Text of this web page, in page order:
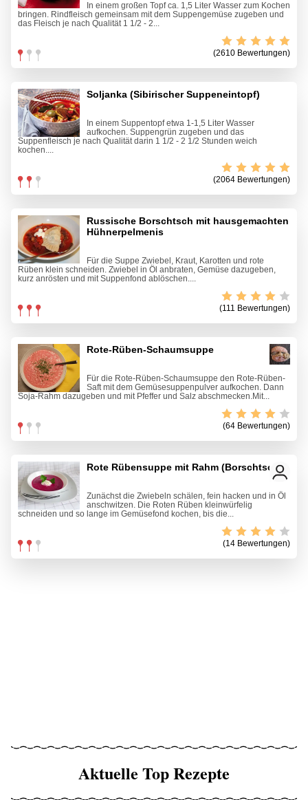
In einem großen Topf ca. 1,5 Liter Wasser zum Kochen
bringen. Rindfleisch gemeinsam mit dem Suppengemüse zugeben und
das Fleisch je nach Qualität 1 1/2 - 2...
(2610 Bewertungen)
Soljanka (Sibirischer Suppeneintopf)
In einem Suppentopf etwa 1-1,5 Liter Wasser
aufkochen. Suppengrün zugeben und das
Suppenfleisch je nach Qualität darin 1 1/2 - 2 1/2 Stunden weich
kochen....
(2064 Bewertungen)
Russische Borschtsch mit hausgemachten
Hühnerpelmenis
Für die Suppe Zwiebel, Kraut, Karotten und rote
Rüben klein schneiden. Zwiebel in Öl anbraten, Gemüse dazugeben,
kurz anrösten und mit Suppenfond ablöschen....
(111 Bewertungen)
Rote-Rüben-Schaumsuppe
Für die Rote-Rüben-Schaumsuppe den Rote-Rüben-
Saft mit dem Gemüsesuppenpulver aufkochen. Dann
Soja-Rahm dazugeben und mit Pfeffer und Salz abschmecken.Mit...
(64 Bewertungen)
Rote Rübensuppe mit Rahm (Borschtsch)
Zunächst die Zwiebeln schälen, fein hacken und in Öl
anschwitzen. Die Roten Rüben kleinwürfelig
schneiden und so lange im Gemüsefond kochen, bis die...
(14 Bewertungen)
Aktuelle Top Rezepte